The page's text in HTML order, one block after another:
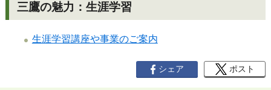
三鷹の魅力：生涯学習
生涯学習講座や事業のご案内
シェア ポスト